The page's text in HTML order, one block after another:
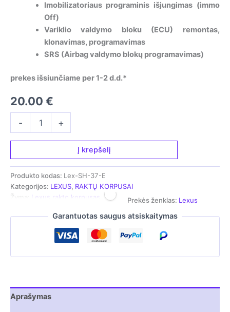
Imobilizatoriaus programinis išjungimas (immo
Off)
Variklio valdymo bloku (ECU) remontas,
klonavimas, programavimas
SRS (Airbag valdymo blokų programavimas)
prekes išsiunčiame per 1-2 d.d.*
20.00 €
-
-
skirtas
Lexus
automobiliams
+
Į krepšelį
Produkto kodas: Lex-SH-37-E
Kategorijos: LEXUS, RAKTŲ KORPUSAI
Žyma: Lexus rakto korpusas Prekės ženklas: Lexus
Garantuotas saugus atsiskaitymas
Aprašymas